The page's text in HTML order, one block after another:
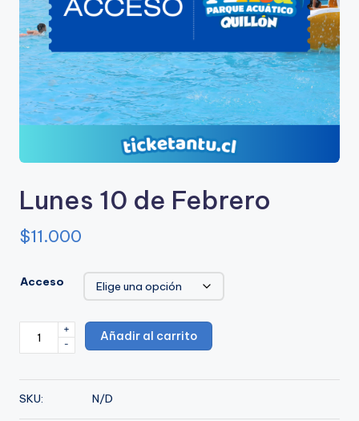
u
e
A
c
a
c
o
n
t
u
Lunes 10 de Febrero
$11.000
Acceso
Febrero
cantidad
-
+
Añadir al carrito
SKU: N/D